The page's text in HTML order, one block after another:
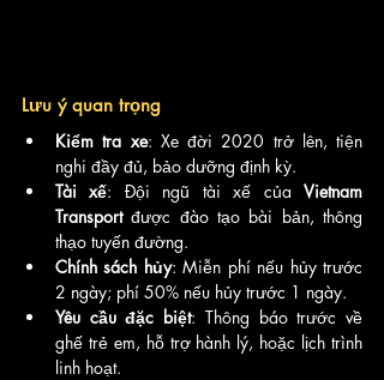
Lưu ý quan trọng
Kiểm tra xe: Xe đời 2020 trở lên, tiện
nghi đầy đủ, bảo dưỡng định kỳ.
Tài xế: Đội ngũ tài xế của Vietnam
Transport được đào tạo bài bản, thông
thạo tuyến đường.
Chính sách hủy: Miễn phí nếu hủy trước
2 ngày; phí 50% nếu hủy trước 1 ngày.
Yêu cầu đặc biệt: Thông báo trước về
ghế trẻ em, hỗ trợ hành lý, hoặc lịch trình
linh hoạt.